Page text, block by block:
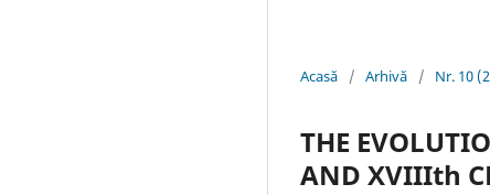
Acasă / Arhivă / Nr. 10
THE
AND XVIIIth